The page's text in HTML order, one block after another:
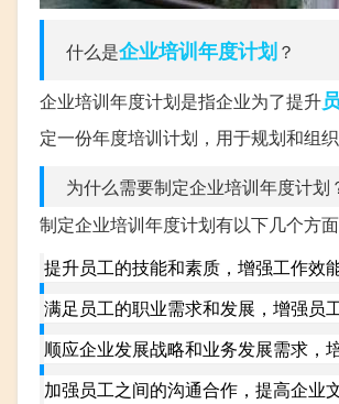
什么是企业培训年度计划？
企业培训年度计划是指企业为了提升
定一份年度培训计划，用于规划和组
为什么需要制定企业培训年度计划
制定企业培训年度计划有以下几个方面
提升员工的技能和素质，增强工作效
满足员工的职业需求和发展，增强员
顺应企业发展战略和业务发展需求，
加强员工之间的沟通合作，提高企业